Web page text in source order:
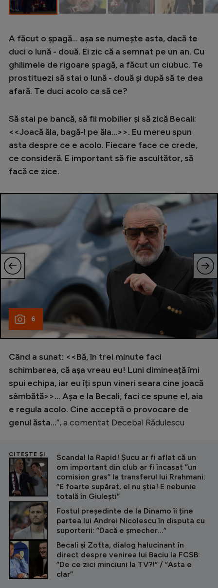
A făcut o șpagă... așa se numește asta, dacă te
duci o lună - două. Ei zic că a semnat pe un an. Cu
ghilimele de rigoare șpagă, a făcut un ciubuc. Te
prostituezi să stai o lună - două și după să te dea
afară. Te duci acolo ca să ce?
Să stai pe bancă, să fii mobilier și să zică Becali:
<<Joacă ăla, bagă-l pe ăla...>>. Eu mereu spun
asta despre ce e acolo. Fiecare face ce crede,
ce consideră. E important să fie ascultător, să
facă ce zice.
6
Când a sunat: <<Bă, în trei minute faci
schimbarea, că așa vreau eu! Luni dimineață îmi
spui echipa, iar eu îți spun vineri seara cine joacă
sâmbătă>>... Așa e la Becali, faci ce spune el, aia
e regula acolo. Cine acceptă o provocare de
genul ăsta...”, a comentat Decebal Rădulescu
CITEȘTE ȘI
Scandal la Rapid! Șucu ar fi aflat că un
om important din club ar fi încasat ”un
comision gras” la transferul lui Rrahmani:
”E foarte supărat, el nu știa! E nebunie
totală în Giulești”
Fostul președinte de la Dinamo îi ține
partea lui Andrei Nicolescu în disputa cu
suporterii: ”Dacă e șmecher...”
Becali și Zotta, dialog halucinant în
direct despre venirea lui Baciu la FCSB:
”De ce zici minciuni la TV?!” / ”Asta e
clar”